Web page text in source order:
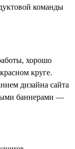
команды
хорошо
круге.
дизайна сайта
баннерами —